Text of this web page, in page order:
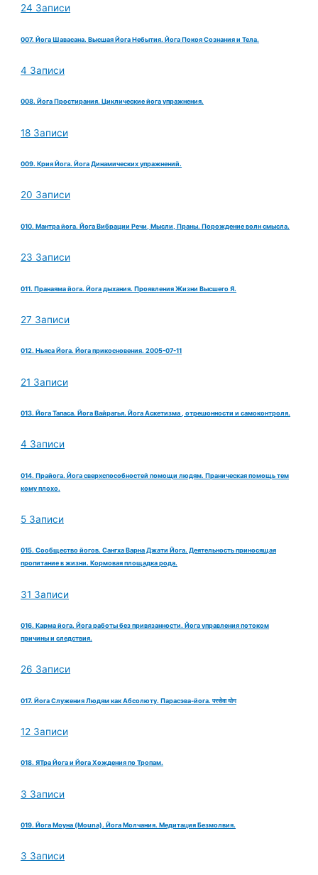
24 Записи
007. Йога Шавасана. Высшая Йога Небытия. Йога Покоя Сознания и Тела.
4 Записи
008. Йога Простирания. Циклические йога упражнения.
18 Записи
009. Крия Йога. Йога Динамических упражнений.
20 Записи
010. Мантра йога. Йога Вибрации Речи, Мысли, Праны. Порождение волн смысла.
23 Записи
011. Пранаяма йога. Йога дыхания. Проявления Жизни Высшего Я.
27 Записи
012. Ньяса Йога. Йога прикосновения. 2005-07-11
21 Записи
013. Йога Тапаса. Йога Вайрагья. Йога Аскетизма , отрешонности и самоконтроля.
4 Записи
014. Прайога. Йога сверхспособностей помощи людям. Праническая помощь тем
кому плохо.
5 Записи
015. Сообщество йогов. Сангха Варна Джати Йога. Деятельность приносящая
пропитание в жизни. Кормовая площадка рода.
31 Записи
016. Карма йога. Йога работы без привязанности. Йога управления потоком
причины и следствия.
26 Записи
017. Йога Служения Людям как Абсолюту. Парасэва-йога. परसेवा योग
12 Записи
018. ЯТра Йога и Йога Хождения по Тропам.
3 Записи
019. Йога Моуна (Mouna). Йога Молчания. Медитация Безмолвия.
3 Записи